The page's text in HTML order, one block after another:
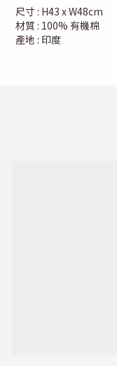
尺寸 : H43 x W48cm
材質 : 100% 有機棉
產地 : 印度